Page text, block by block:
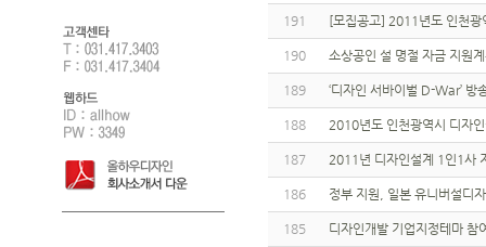
191 [모집공고] 2011년도 인천
190 소상공인 설 명절 자금 지원
189 ‘디자인 서바이벌 D-War’
188 2010년도 인천광역시 디자
187 2011년 디자인설계 1인1사
186 정부 지원, 일본 유니버설디
185 디자인개발 기업지정테마